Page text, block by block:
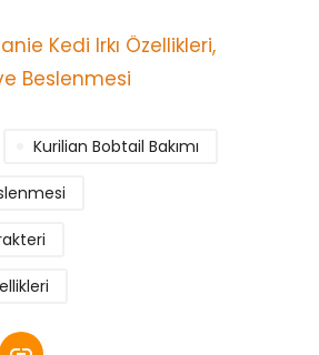
Kedi Irkı Özellikleri,
Beslenmesi
Kurilian Bobtail Bakımı